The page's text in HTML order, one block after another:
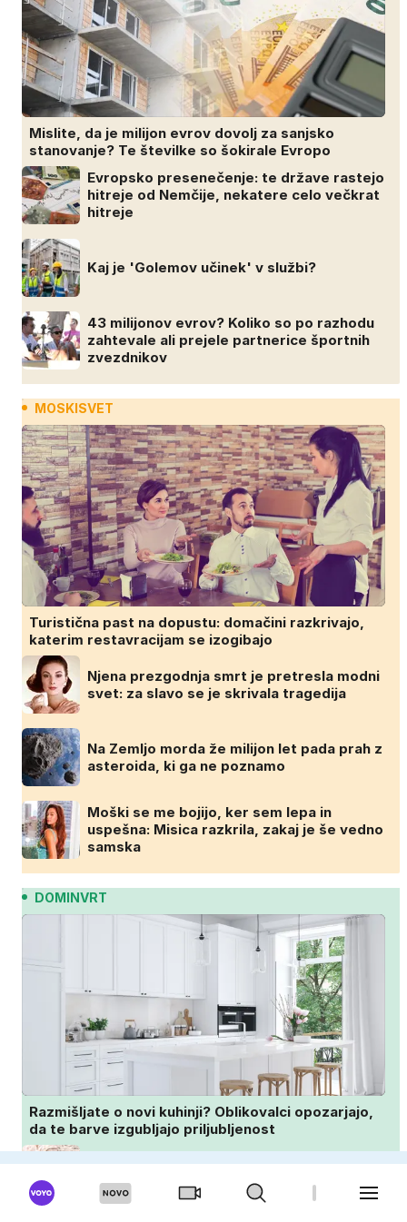
Mislite, da je milijon evrov dovolj za sanjsko
stanovanje? Te številke so šokirale Evropo
Evropsko presenečenje: te države rastejo
hitreje od Nemčije, nekatere celo večkrat
hitreje
Kaj je 'Golemov učinek' v službi?
43 milijonov evrov? Koliko so po razhodu
zahtevale ali prejele partnerice športnih
zvezdnikov
MOSKISVET
Turistična past na dopustu: domačini razkrivajo,
katerim restavracijam se izogibajo
Njena prezgodnja smrt je pretresla modni
svet: za slavo se je skrivala tragedija
Na Zemljo morda že milijon let pada prah z
asteroida, ki ga ne poznamo
Moški se me bojijo, ker sem lepa in
uspešna: Misica razkrila, zakaj je še vedno
samska
DOMINVRT
Razmišljate o novi kuhinji? Oblikovalci opozarjajo,
da te barve izgubljajo priljubljenost
Ta pogosta zdravila so lahko smrtonosna
za pse in mačke